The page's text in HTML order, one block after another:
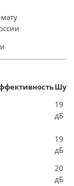
Шум
19
дБ
19
дБ
20
дБ